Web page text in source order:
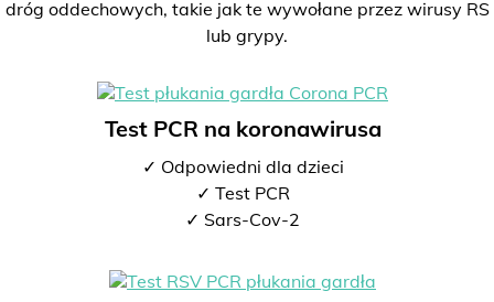
dróg oddechowych, takie jak te wywołane przez wirusy RS
lub grypy.
Test PCR na koronawirusa
✓ Odpowiedni dla dzieci
✓ Test PCR
✓ Sars-Cov-2